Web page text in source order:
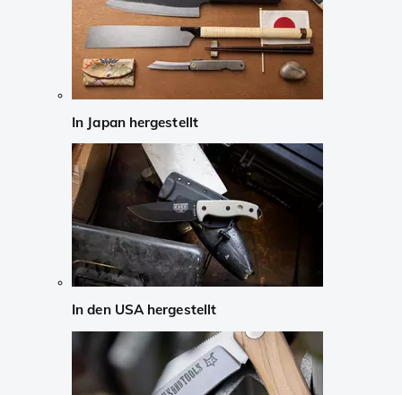
In Japan hergestellt
In den USA hergestellt